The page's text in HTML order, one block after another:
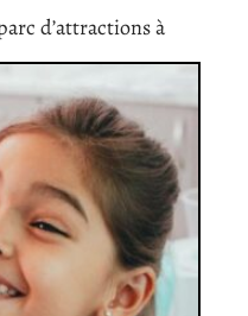
d’attractions à